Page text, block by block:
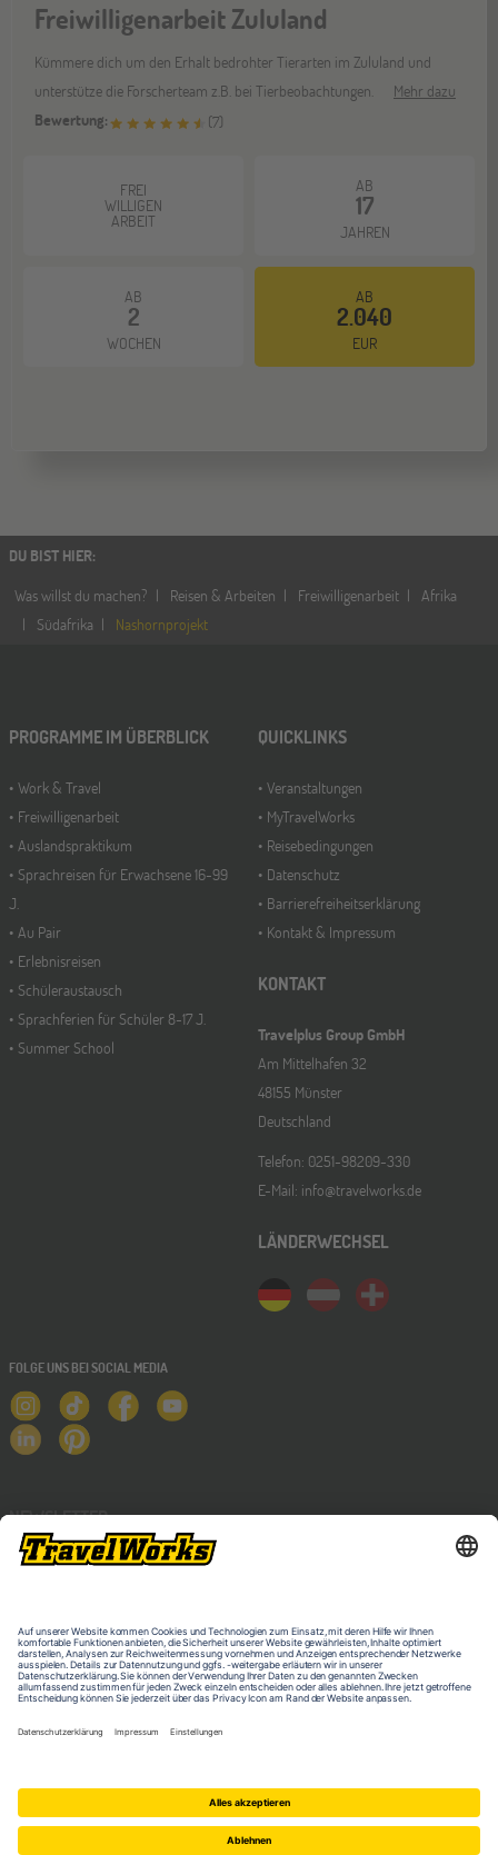
17
OKT
Stuttgart
Jugendbildungsmesse JuBi
Jugendbildungsmesse JuBi
Berlin
Jugendbildungsmesse JuBi
14
NOV
Hamburg
Freiwilligenarbeit Zululand
Kümmere dich um den Erhalt bedrohter Tierarten im Zululand und
unterstütze die Forscherteam z.B. bei Tierbeobachtungen.
Mehr dazu
Bewertung:
(7)
FREI
WILLIGEN
ARBEIT
AB
17
JAHREN
AB
2
WOCHEN
AB
2.040
EUR
DU BIST HIER:
Was willst du machen?
Reisen & Arbeiten Freiwilligenarbeit
Afrika
Südafrika
Nashornprojekt
PROGRAMME IM ÜBERBLICK
Work & Travel
Freiwilligenarbeit
Auslandspraktikum
Sprachreisen für Erwachsene 16-99
J.
Au Pair
Erlebnisreisen
Schüleraustausch
Sprachferien für Schüler 8-17 J.
Summer School
QUICKLINKS
Veranstaltungen
MyTravelWorks
Reisebedingungen
Datenschutz
Barrierefreiheitserklärung
Kontakt & Impressum
KONTAKT
Travelplus Group GmbH
Am Mittelhafen 32
48155 Münster
Deutschland
Telefon: 0251-98209-330
E-Mail: info@travelworks.de
LÄNDERWECHSEL
FOLGE UNS BEI SOCIAL MEDIA
NEWSLETTER